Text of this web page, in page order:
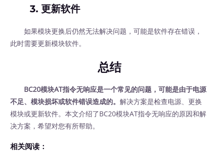
3. 更新软件
如果模块更换后仍然无法解决问题，可能是软件存在错误，
此时需要更新模块软件。
总结
BC20模块AT指令无响应是一个常见的问题，可能是由于电源
不足、模块损坏或软件错误造成的。解决方案是检查电源、更换
模块或更新软件。本文介绍了BC20模块AT指令无响应的原因和解
决方案，希望对您有所帮助。
相关阅读：